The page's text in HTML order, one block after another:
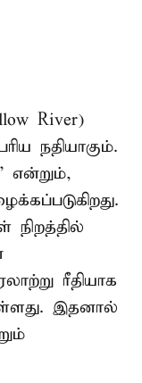
River)
நதியாகும்.
என்றும்,
ரீதியாக
இதனால்